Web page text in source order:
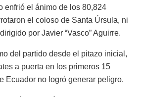
enfrió el ánimo de los 80,824
el coloso de Santa Úrsula, ni
por Javier “Vasco” Aguirre.
del partido desde el pitazo inicial,
a puerta en los primeros 15
Ecuador no logró generar peligro.